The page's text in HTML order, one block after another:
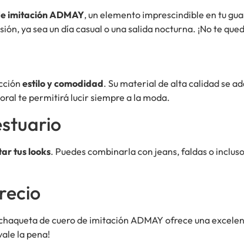
imitación ADMAY, un elemento imprescindible en tu
ya sea un día casual o una salida nocturna. ¡No te
estilo y comodidad. Su material de alta calidad se
te permitirá lucir siempre a la moda.
tus looks. Puedes combinarla con jeans, faldas o
de cuero de imitación ADMAY ofrece una
la pena!